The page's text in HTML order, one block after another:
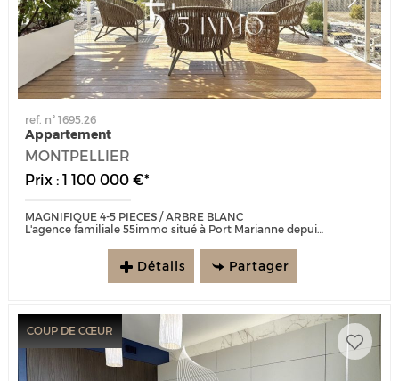
ref. n° 1695.26
Appartement
MONTPELLIER
Prix : 1 100 000 €*
MAGNIFIQUE 4-5 PIECES / ARBRE BLANC
L'agence familiale 55immo situé à Port Marianne depuis 25 ans est heureuse de vous présenter cet appartement d'exception...
Détails Partager
COUP DE CŒUR